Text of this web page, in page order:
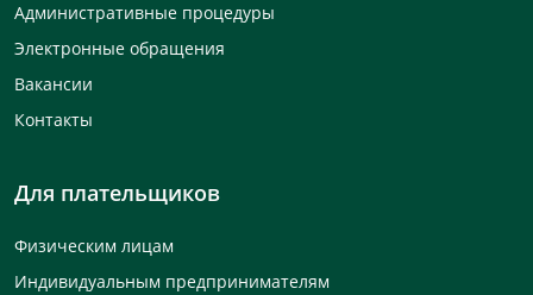
Административные процедуры
Электронные обращения
Вакансии
Контакты
Для плательщиков
Физическим лицам
Индивидуальным предпринимателям